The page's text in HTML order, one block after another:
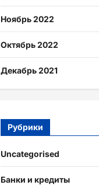
Ноябрь 2022
Октябрь 2022
Декабрь 2021
Рубрики
Uncategorised
Банки и кредиты